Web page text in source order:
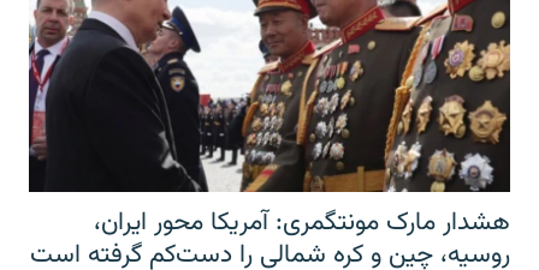
هشدار مارک مونتگمری: آمریکا محور ایران،
روسیه، چین و کره شمالی را دست‌کم گرفته است